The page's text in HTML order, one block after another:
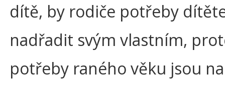
dítě, by rodiče potřeby
nadřadit svým vlastním,
potřeby raného věku jsou